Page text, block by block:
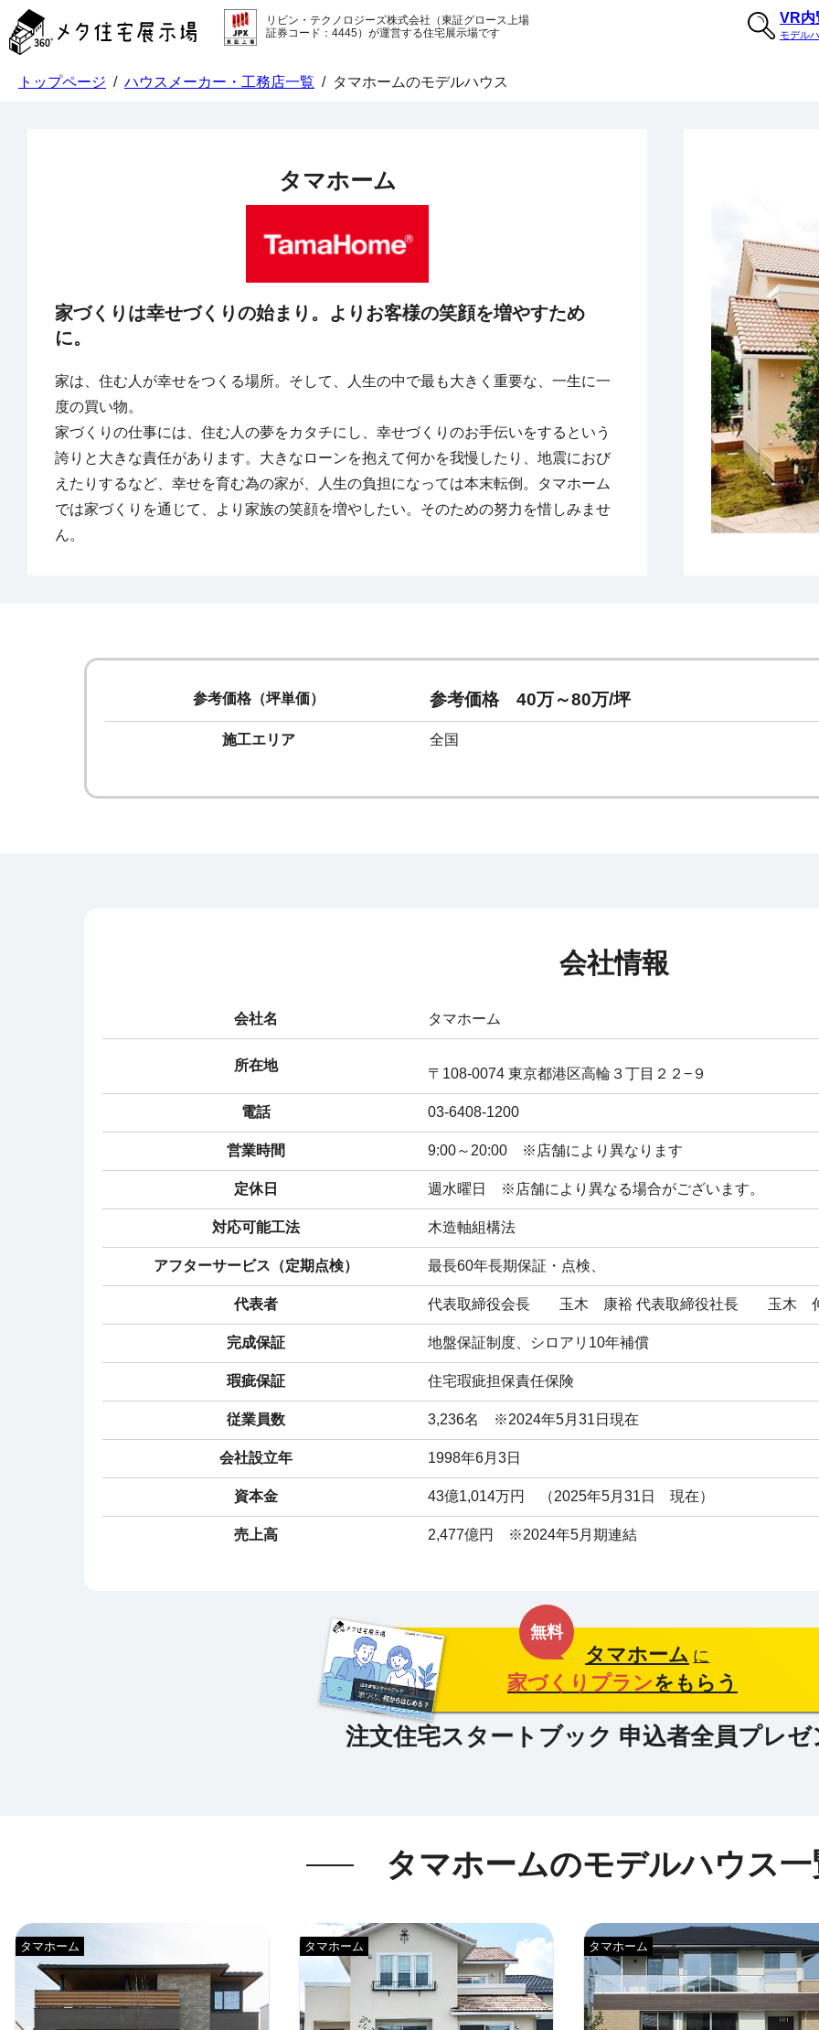
タ
住
リビン・テクノロジーズ株式会社（東証グロース上場
証券コード：4445）が運営する住宅展示場です
VR内
モデル
トップページ / ハウスメーカー・工務店一覧 / タマホームのモデルハウス
タマホーム
家づくりは幸せづくりの始まり。よりお客様の笑顔を増やすため
に。
家は、住む人が幸せをつくる場所。そして、人生の中で最も大きく重要な、一生に一
度の買い物。
家づくりの仕事には、住む人の夢をカタチにし、幸せづくりのお手伝いをするという
誇りと大きな責任があります。大きなローンを抱えて何かを我慢したり、地震におび
えたりするなど、幸せを育む為の家が、人生の負担になっては本末転倒。タマホーム
では家づくりを通じて、より家族の笑顔を増やしたい。そのための努力を惜しみませ
ん。
参考価格（坪単価） 参考価格　40万～80万/坪
施工エリア 全国
会社情報
会社名 タマホーム
所在地
〒108-0074 東京都港区高輪３丁目２２−９
電話 03-6408-1200
営業時間 9:00～20:00　※店舗により異なります
定休日 週水曜日　※店舗により異なる場合がございます。
対応可能工法 木造軸組構法
アフターサービス（定期点検） 最長60年長期保証・点検、
代表者 代表取締役会長　　玉木　康裕 代表取締役社長　　玉木　
完成保証 地盤保証制度、シロアリ10年補償
瑕疵保証 住宅瑕疵担保責任保険
従業員数 3,236名　※2024年5月31日現在
会社設立年 1998年6月3日
資本金 43億1,014万円　（2025年5月31日　現在）
売上高 2,477億円　※2024年5月期連結
無料
タマホーム に
家づくりプランをもらう
タマホームのモデルハウス一
タマホーム タマホーム タマホーム